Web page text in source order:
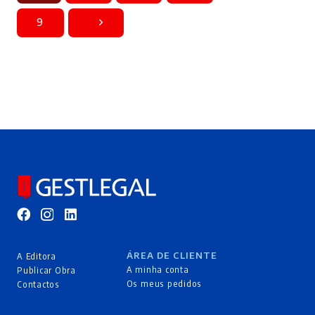
9
A Editora
Publicar Obra
Contactos
ÁREA DE CLIENTE
A minha conta
Os meus pedidos